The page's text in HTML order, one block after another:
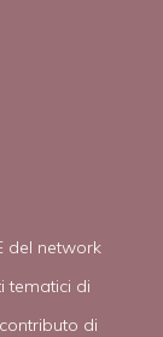
del network
tematici di
di